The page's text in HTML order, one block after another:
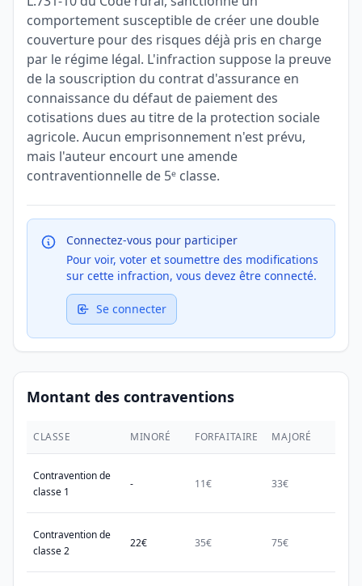
comportement susceptible de créer une double
couverture pour des risques déjà pris en charge
par le régime légal. L'infraction suppose la preuve
de la souscription du contrat d'assurance en
connaissance du défaut de paiement des
cotisations dues au titre de la protection sociale
agricole. Aucun emprisonnement n'est prévu,
mais l'auteur encourt une amende
contraventionnelle de 5ᵉ classe.
Connectez-vous pour participer
Pour voir, voter et soumettre des modifications
sur cette infraction, vous devez être connecté.
Se connecter
Montant des contraventions
CLASSE MINORÉ FORFAITAIRE MAJORÉ
Contravention de
classe 1
- 11€ 33€
Contravention de
classe 2
22€ 35€ 75€